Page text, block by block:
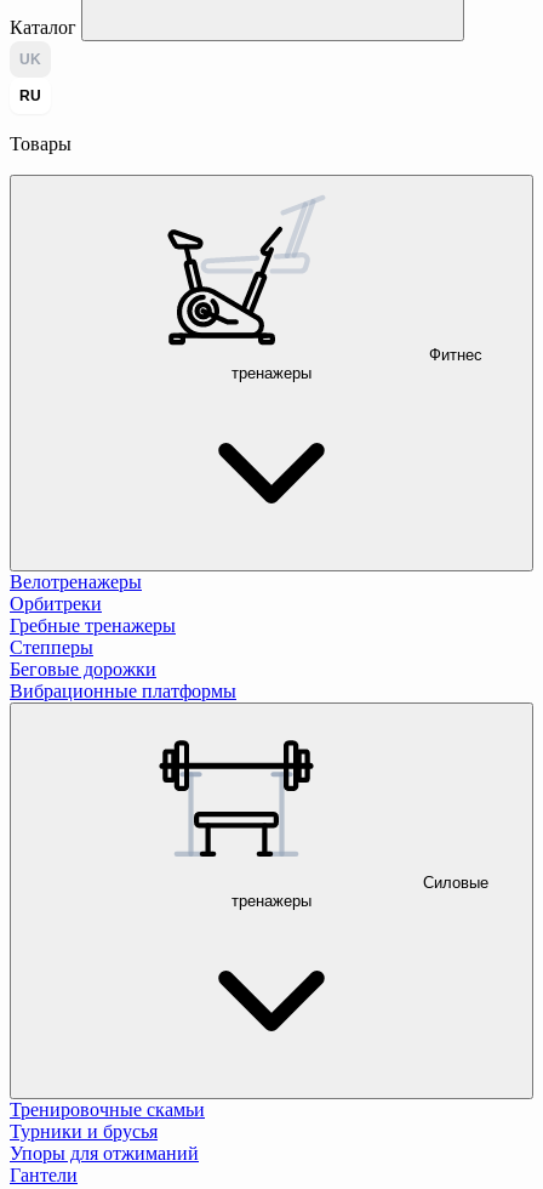
Каталог
UK
RU
Товары
Фитнес
тренажеры
Велотренажеры
Орбитреки
Гребные тренажеры
Степперы
Беговые дорожки
Вибрационные платформы
Силовые
тренажеры
Тренировочные скамьи
Турники и брусья
Упоры для отжиманий
Гантели